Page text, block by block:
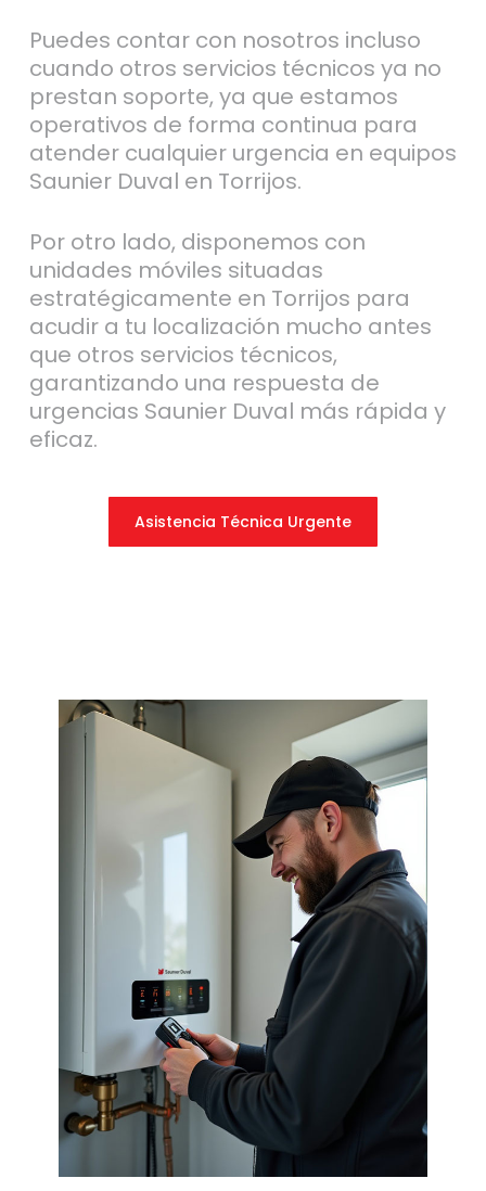
Puedes contar con nosotros incluso
cuando otros servicios técnicos ya no
prestan soporte, ya que estamos
operativos de forma continua para
atender cualquier urgencia en equipos
Saunier Duval en Torrijos.
Por otro lado, disponemos con
unidades móviles situadas
estratégicamente en Torrijos para
acudir a tu localización mucho antes
que otros servicios técnicos,
garantizando una respuesta de
urgencias Saunier Duval más rápida y
eficaz.
Asistencia Técnica Urgente